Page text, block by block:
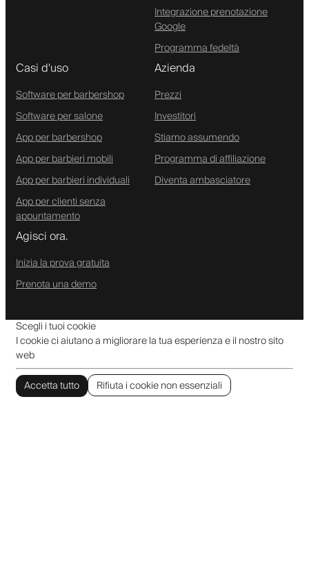
Integrazione prenotazione
Google
Programma fedeltà
Casi d'uso
Software per barbershop
Software per salone
App per barbershop
App per barbieri mobili
App per barbieri individuali
App per clienti senza
appuntamento
Azienda
Prezzi
Investitori
Stiamo assumendo
Programma di affiliazione
Diventa ambasciatore
Agisci ora.
Inizia la prova gratuita
Prenota una demo
Scegli i tuoi cookie
I cookie ci aiutano a migliorare la tua esperienza e il nostro sito
web
Accetta tutto
Rifiuta i cookie non essenziali